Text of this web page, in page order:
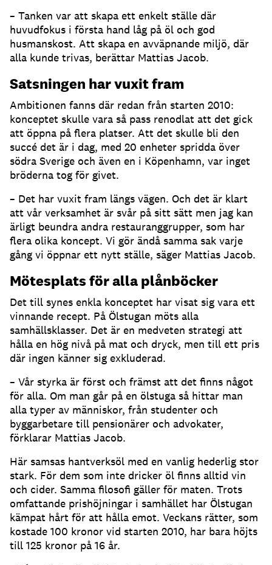
– Tanken var att skapa ett enkelt ställe där
huvudfokus i första hand låg på öl och god
husmanskost. Att skapa en avväpnande miljö, där
alla kunde trivas, berättar Mattias Jacob.
Satsningen har vuxit fram
Ambitionen fanns där redan från starten 2010:
konceptet skulle vara så pass renodlat att det gick
att öppna på flera platser. Att det skulle bli den
succé det är i dag, med 20 enheter spridda över
södra Sverige och även en i Köpenhamn, var inget
bröderna tog för givet.
– Det har vuxit fram längs vägen. Och det är klart
att vår verksamhet är svår på sitt sätt men jag kan
ärligt beundra andra restauranggrupper, som har
flera olika koncept. Vi gör ändå samma sak varje
gång vi öppnar ett nytt ställe, säger Mattias Jacob.
Mötesplats för alla plånböcker
Det till synes enkla konceptet har visat sig vara ett
vinnande recept. På Ölstugan möts alla
samhällsklasser. Det är en medveten strategi att
hålla en hög nivå på mat och dryck, men till ett pris
där ingen känner sig exkluderad.
– Vår styrka är först och främst att det finns något
för alla. Om man går på en ölstuga så hittar man
alla typer av människor, från studenter och
byggarbetare till pensionärer och advokater,
förklarar Mattias Jacob.
Här samsas hantverksöl med en vanlig hederlig stor
stark. För dem som inte dricker öl finns alltid vin
och cider. Samma filosofi gäller för maten. Trots
omfattande prishöjningar i samhället har Ölstugan
kämpat hårt för att hålla emot. Veckans rätter, som
kostade 100 kronor vid starten 2010, har bara höjts
till 125 kronor på 16 år.